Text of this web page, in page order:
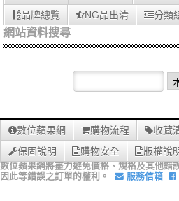
品牌總覽
NG品出清 分類
網站資料搜尋
數位蘋果網 購物流程 收藏
保固說明
購物安全 版權說
數位蘋果網將盡力避免價格、規格及其他錯
因此等錯誤之訂單的權利。
服務信箱